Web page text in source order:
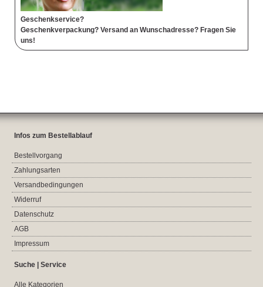
Geschenkservice?
Geschenkverpackung? Versand an Wunschadresse? Fragen Sie
uns!
Infos zum Bestellablauf
Bestellvorgang
Zahlungsarten
Versandbedingungen
Widerruf
Datenschutz
AGB
Impressum
Suche | Service
Alle Kategorien